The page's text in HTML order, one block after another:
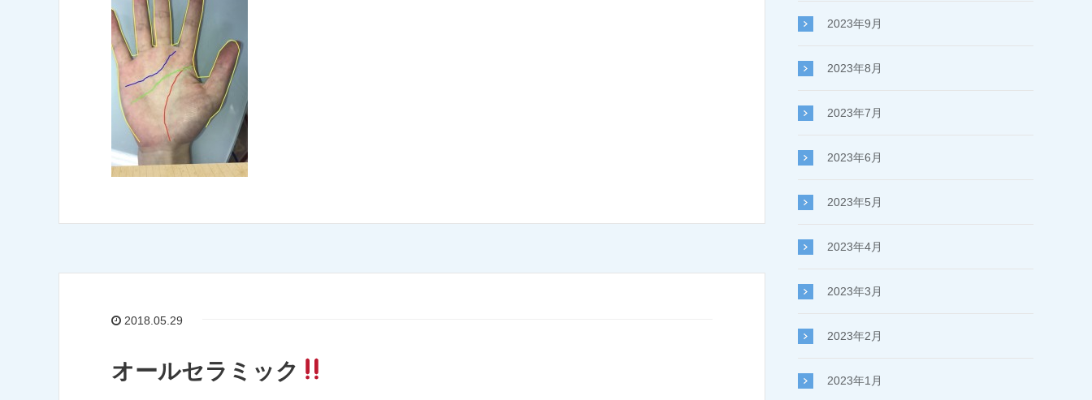
2018.05.29
オールセラミック
2023年9月
2023年8月
2023年7月
2023年6月
2023年5月
2023年4月
2023年3月
2023年2月
2023年1月